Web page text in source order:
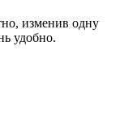
изменив одну
удобно.